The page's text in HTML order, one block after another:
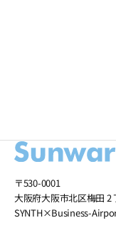
〒530-0001
大阪府大阪市北区梅田
SYNTH×Business-